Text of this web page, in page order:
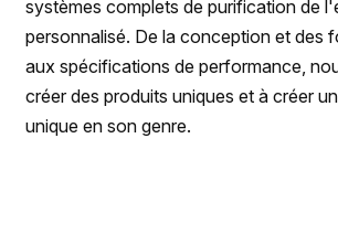
systèmes complets de purification de
personnalisé. De la conception et des
aux spécifications de performance,
créer des produits uniques et à créer
unique en son genre.